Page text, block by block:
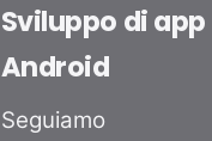
Sviluppo di app
Android
Seguiamo